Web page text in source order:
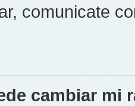
comunicate
cambiar mi